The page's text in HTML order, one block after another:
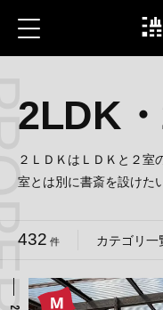
会社情報
2LDK
２ＬＤＫはＬＤＫと２室
室とは別に書斎を設けた
432 件 カテゴリ一